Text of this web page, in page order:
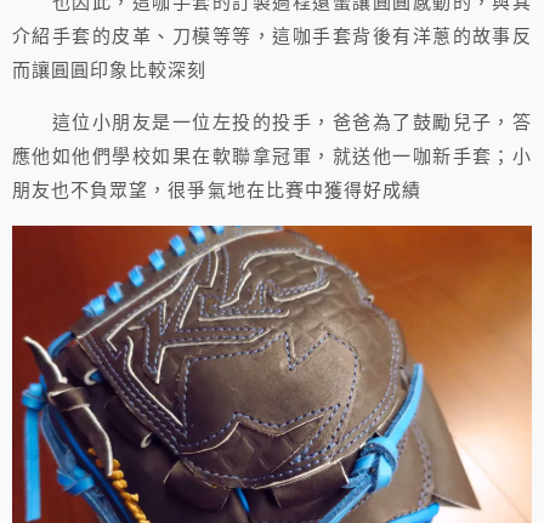
介紹手套的皮革、刀模等等，這咖手套背後有洋蔥的故事反
而讓圓圓印象比較深刻
這位小朋友是一位左投的投手，爸爸為了鼓勵兒子，答
應他如他們學校如果在軟聯拿冠軍，就送他一咖新手套；小
朋友也不負眾望，很爭氣地在比賽中獲得好成績